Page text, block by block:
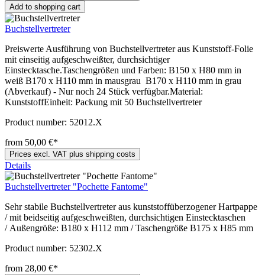
Add to shopping cart
Buchstellvertreter
Preiswerte Ausführung von Buchstellvertreter aus Kunststoff-Folie
mit einseitig aufgeschweißter, durchsichtiger
Einstecktasche.Taschengrößen und Farben: B150 x H80 mm in
weiß B170 x H110 mm in mausgrau B170 x H110 mm in grau
(Abverkauf) - Nur noch 24 Stück verfügbar.Material:
KunststoffEinheit: Packung mit 50 Buchstellvertreter
Product number: 52012.X
from 50,00 €*
Prices excl. VAT plus shipping costs
Details
Buchstellvertreter "Pochette Fantome"
Sehr stabile Buchstellvertreter aus kunststoffüberzogener Hartpappe
/ mit beidseitig aufgeschweißten, durchsichtigen Einstecktaschen
/ Außengröße: B180 x H112 mm / Taschengröße B175 x H85 mm
Product number: 52302.X
from 28,00 €*